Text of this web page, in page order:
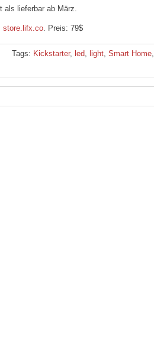
als lieferbar ab März.
store.lifx.co. Preis: 79$
Tags: Kickstarter, led, light,Smart Home,